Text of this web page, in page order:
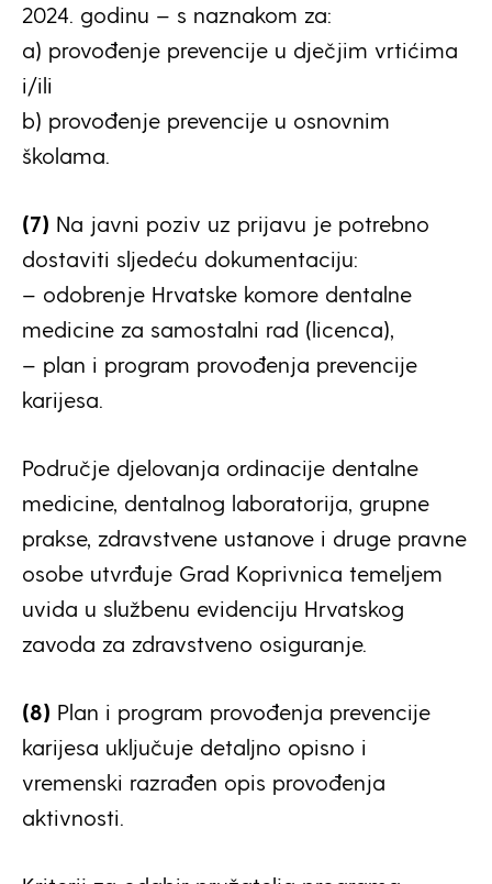
2024. godinu – s naznakom za:
a) provođenje prevencije u dječjim vrtićima
i/ili
b) provođenje prevencije u osnovnim
školama.
(7) Na javni poziv uz prijavu je potrebno
dostaviti sljedeću dokumentaciju:
– odobrenje Hrvatske komore dentalne
medicine za samostalni rad (licenca),
– plan i program provođenja prevencije
karijesa.
Područje djelovanja ordinacije dentalne
medicine, dentalnog laboratorija, grupne
prakse, zdravstvene ustanove i druge pravne
osobe utvrđuje Grad Koprivnica temeljem
uvida u službenu evidenciju Hrvatskog
zavoda za zdravstveno osiguranje.
(8) Plan i program provođenja prevencije
karijesa uključuje detaljno opisno i
vremenski razrađen opis provođenja
aktivnosti.